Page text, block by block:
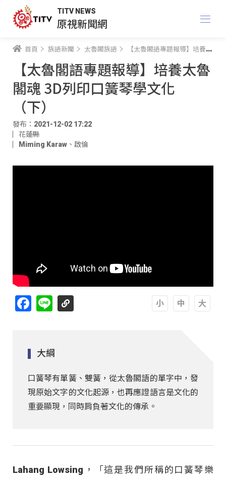
TITV NEWS
原視新聞網
首頁 族語新聞 太魯閣族語 【太魯閣語專題報導】培養太魯閣魂 3D列印口簧琴學文化（下）
【太魯閣語專題報導】培養太魯
閣魂 3D列印口簧琴學文化
（下）
發布：2021-12-02 17:22
花蓮縣
Miming Karaw 、 啟倫
Facebook
Line
大綱
口簧琴有單簧、雙簧，從太魯閣語的單字中，發
現原始文字的文化起源，也再應證語言是文化的
重要顯現，同時肩負著文化的傳承。
Lahang Lowsing，「這是我們所稱的口簧琴樂